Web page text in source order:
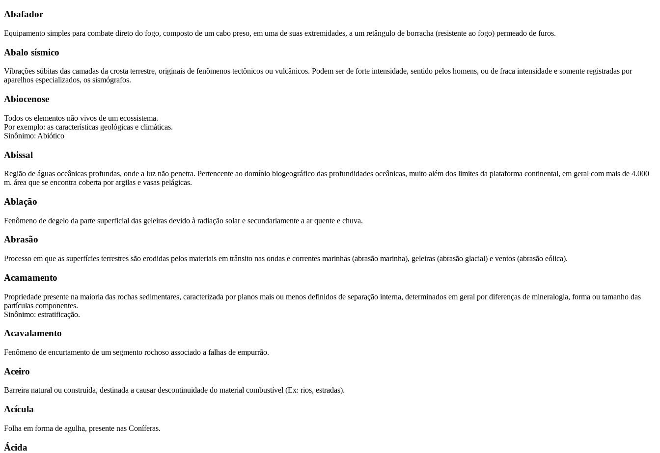
Abafador
Equipamento simples para combate direto do fogo, composto de um cabo preso, em uma de suas extremidades, a um retângulo de borracha (resistente ao fogo) permeado de furos.
Abalo sísmico
Vibrações súbitas das camadas da crosta terrestre, originais de fenômenos tectônicos ou vulcânicos. Podem ser de forte intensidade, sentido pelos homens, ou de fraca intensidade e somente registradas por
aparelhos especializados, os sismógrafos.
Abiocenose
Todos os elementos não vivos de um ecossistema.
Por exemplo: as características geológicas e climáticas.
Sinônimo: Abiótico
Abissal
Região de águas oceânicas profundas, onde a luz não penetra. Pertencente ao domínio biogeográfico das profundidades oceânicas, muito além dos limites da plataforma continental, em geral com mais de 4.000
m. área que se encontra coberta por argilas e vasas pelágicas.
Ablação
Fenômeno de degelo da parte superficial das geleiras devido à radiação solar e secundariamente a ar quente e chuva.
Abrasão
Processo em que as superfícies terrestres são erodidas pelos materiais em trânsito nas ondas e correntes marinhas (abrasão marinha), geleiras (abrasão glacial) e ventos (abrasão eólica).
Acamamento
Propriedade presente na maioria das rochas sedimentares, caracterizada por planos mais ou menos definidos de separação interna, determinados em geral por diferenças de mineralogia, forma ou tamanho das
partículas componentes.
Sinônimo: estratificação.
Acavalamento
Fenômeno de encurtamento de um segmento rochoso associado a falhas de empurrão.
Aceiro
Barreira natural ou construída, destinada a causar descontinuidade do material combustível (Ex: rios, estradas).
Acícula
Folha em forma de agulha, presente nas Coníferas.
Ácida